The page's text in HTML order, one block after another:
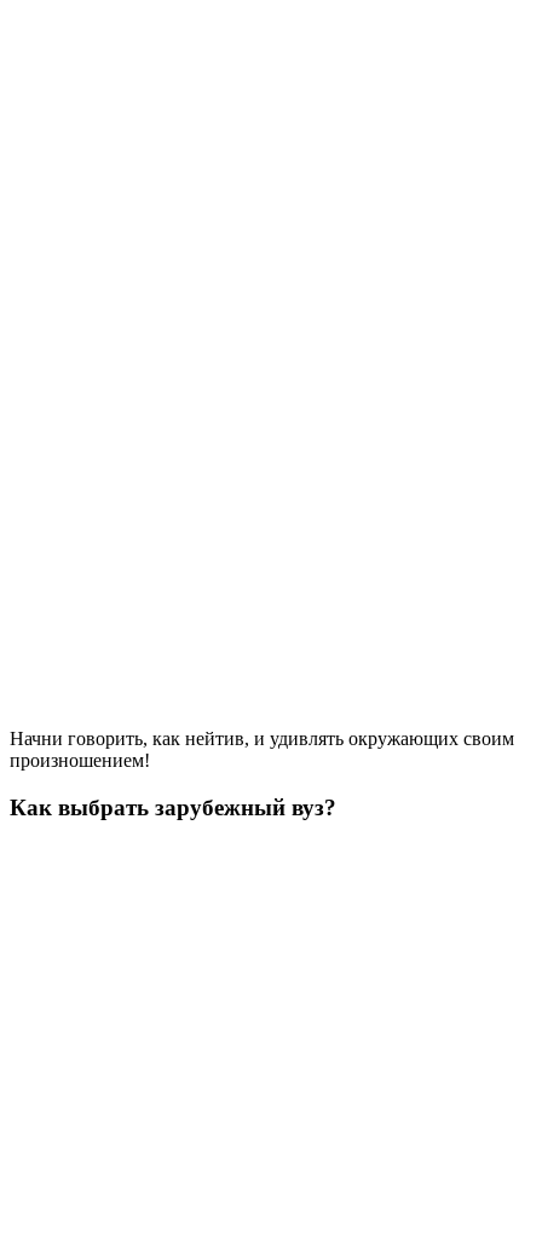
Начни говорить, как нейтив, и удивлять окружающих своим
произношением!
Как выбрать зарубежный вуз?